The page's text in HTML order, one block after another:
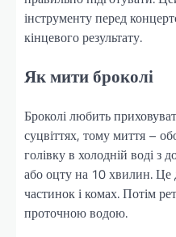
інструменту перед
кінцевого результату.
Як мити броколі
Броколі любить
суцвіттях, тому миття –
голівку в холодній воді з
або оцту на 10 хвилин. Це
частинок і комах. Потім
проточною водою.